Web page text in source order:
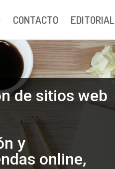
CONTACTO EDITORIAL
de sitios web
y
online,